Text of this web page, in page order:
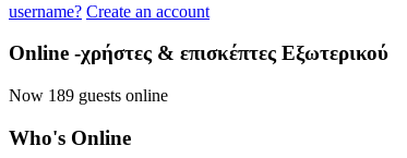
username? Create an account
Online -χρήστες & επισκέπτες Εξωτερικού
Now 189 guests online
Who's Online